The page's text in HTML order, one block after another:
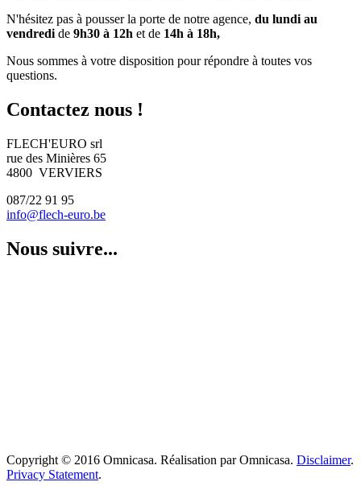
N'hésitez pas à pousser la porte de notre agence, du lundi au
vendredi de 9h30 à 12h et de 14h à 18h,
Nous sommes à votre disposition pour répondre à toutes vos
questions.
Contactez nous !
FLECH'EURO srl
rue des Minières 65
4800 VERVIERS
087/22 91 95
info@flech-euro.be
Nous suivre...
Copyright © 2016 Omnicasa. Réalisation par Omnicasa. Disclaimer.
Privacy Statement.